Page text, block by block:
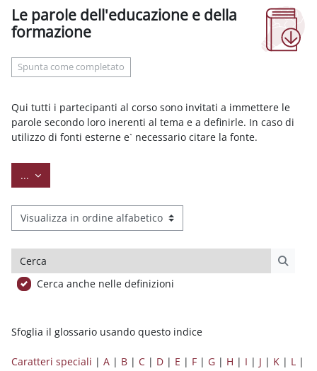
Le parole dell'educazione e della
formazione
Spunta come completato
Qui tutti i partecipanti al corso sono invitati a immettere le
parole secondo loro inerenti al tema e a definirle. In caso di
utilizzo di fonti esterne e` necessario citare la fonte.
... Esporta voci
Sfoglia il glossario usando questo indice
Cerca
Cerca anche nelle definizioni
Sfoglia il glossario usando questo indice
Caratteri speciali | A | B | C | D | E | F | G | H | I | J | K | L |